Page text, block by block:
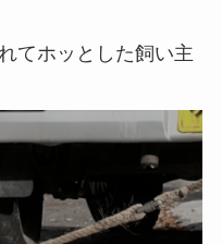
てホッとした飼い主